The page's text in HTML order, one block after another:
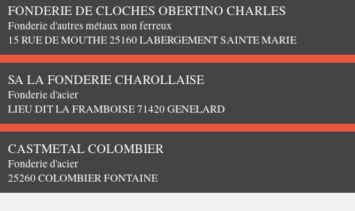
FONDERIE DE CLOCHES OBERTINO CHARLES
Fonderie d'autres métaux non ferreux
15 RUE DE MOUTHE 25160 LABERGEMENT SAINTE MARIE
SA LA FONDERIE CHAROLLAISE
Fonderie d'acier
LIEU DIT LA FRAMBOISE 71420 GENELARD
CASTMETAL COLOMBIER
Fonderie d'acier
25260 COLOMBIER FONTAINE